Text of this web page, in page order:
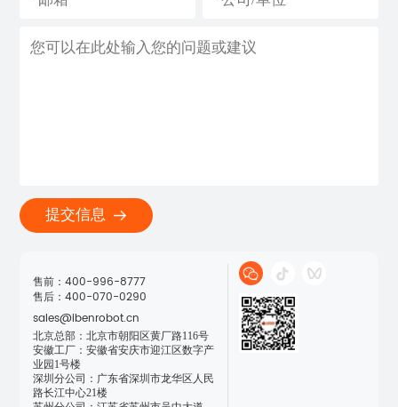
提交信息
售前：400-996-8777
售后：400-070-0290
sales@ibenrobot.cn
北京总部：北京市朝阳区黄厂路116号
安徽工厂：安徽省安庆市迎江区数字产
业园1号楼
深圳分公司：广东省深圳市龙华区人民
路长江中心21楼